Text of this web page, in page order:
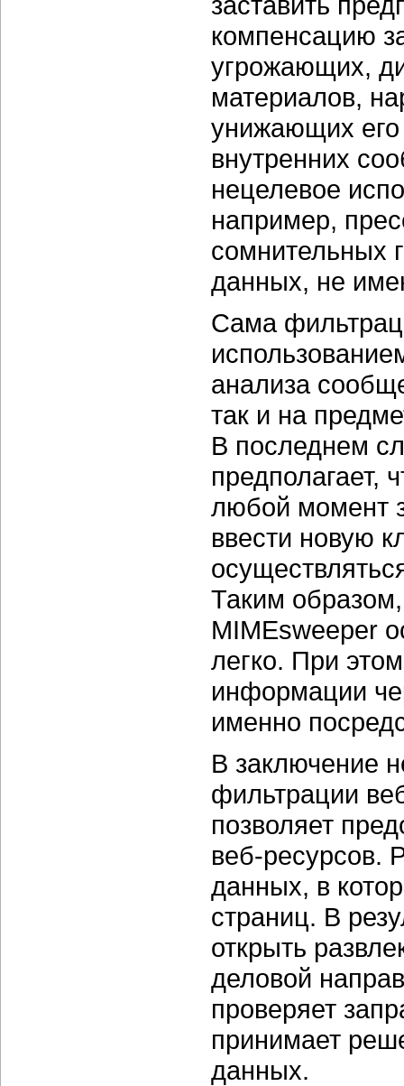
компенсацию
угрожающих,
материалов,
унижающих его
внутренних
нецелевое
например,
сомнительных
данных, не
Сама
анализа
так и на
В последнем
предполагает,
любой момент
ввести новую
Таким
MIMEsweeper
легко. При
информации
именно
В заключение
фильтрации
позволяет
веб-ресурсов.
данных, в
страниц. В
открыть
деловой
проверяет
принимает
данных.